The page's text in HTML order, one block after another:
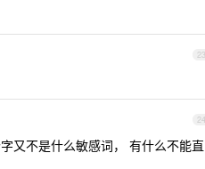
23
24
又不是什么敏感词， 有什么不能直